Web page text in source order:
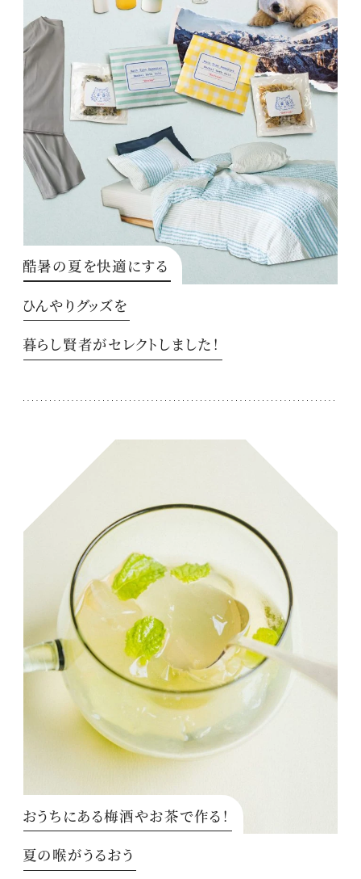
酷暑の夏を快適にする
ひんやりグッズを
暮らし賢者がセレクトしました！
おうちにある梅酒やお茶で作る！
夏の喉がうるおう